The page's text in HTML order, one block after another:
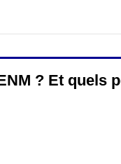
? Et quels